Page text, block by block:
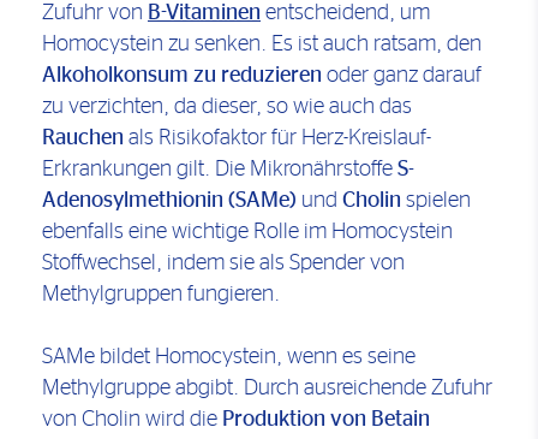
Zufuhr von B-Vitaminen entscheidend, um
Homocystein zu senken. Es ist auch ratsam, den
Alkoholkonsum zu reduzieren oder ganz darauf
zu verzichten, da dieser, so wie auch das
Rauchen als Risikofaktor für Herz-Kreislauf-
Erkrankungen gilt. Die Mikronährstoffe S-
Adenosylmethionin (SAMe) und Cholin spielen
ebenfalls eine wichtige Rolle im Homocystein
Stoffwechsel, indem sie als Spender von
Methylgruppen fungieren.
SAMe bildet Homocystein, wenn es seine
Methylgruppe abgibt. Durch ausreichende Zufuhr
von Cholin wird die Produktion von Betain